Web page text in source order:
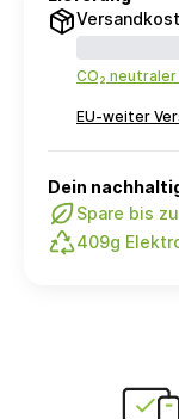
CO₂ neutraler
EU-weiter
Dein
Spare bis
409g